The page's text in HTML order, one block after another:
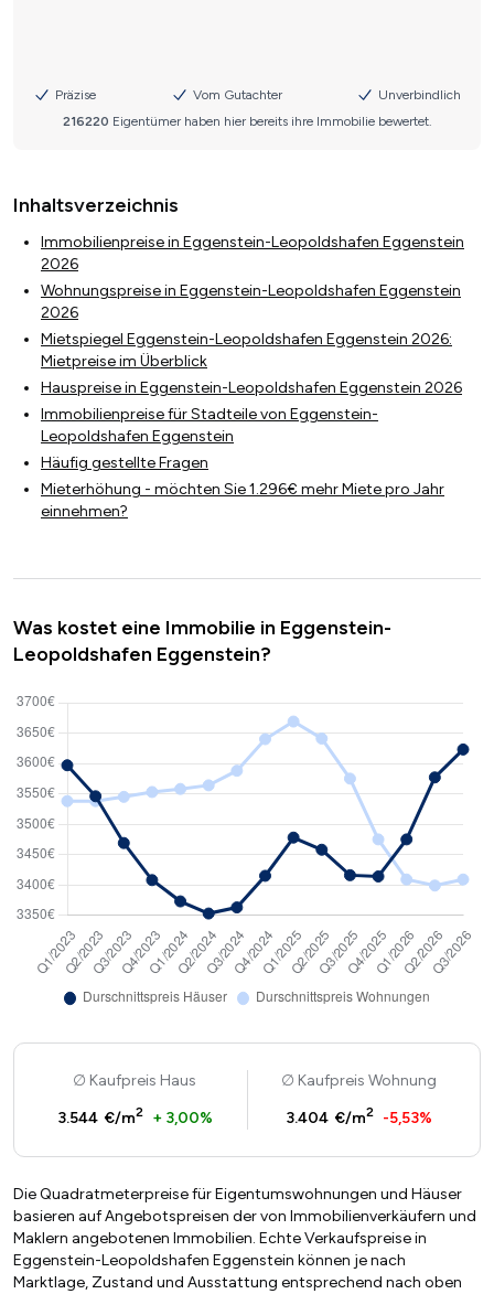
Inhaltsverzeichnis
Immobilienpreise in Eggenstein-Leopoldshafen Eggenstein
2026
Wohnungspreise in Eggenstein-Leopoldshafen Eggenstein
2026
Mietspiegel Eggenstein-Leopoldshafen Eggenstein 2026:
Mietpreise im Überblick
Hauspreise in Eggenstein-Leopoldshafen Eggenstein 2026
Immobilienpreise für Stadteile von Eggenstein-
Leopoldshafen Eggenstein
Häufig gestellte Fragen
Mieterhöhung - möchten Sie 1.296€ mehr Miete pro Jahr
einnehmen?
Was kostet eine Immobilie in Eggenstein-
Leopoldshafen Eggenstein?
Kaufpreis Haus
3.544 €/m2 + 3,00%
Kaufpreis Wohnung
3.404 €/m2 -5,53%
Die Quadratmeterpreise für Eigentumswohnungen und Häuser
basieren auf Angebotspreisen der von Immobilienverkäufern und
Maklern angebotenen Immobilien. Echte Verkaufspreise in
Eggenstein-Leopoldshafen Eggenstein können je nach
Marktlage, Zustand und Ausstattung entsprechend nach oben